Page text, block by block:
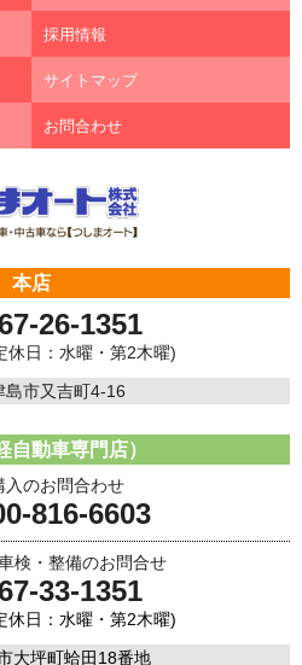
採用情報
サイトマップ
お問合わせ
本店
26-1351
休日：水曜・第2木曜)
島市又吉町4-16
自動車専門店）
入のお問合わせ
816-6603
検・整備のお問合せ
33-1351
休日：水曜・第2木曜)
大坪町蛤田18番地